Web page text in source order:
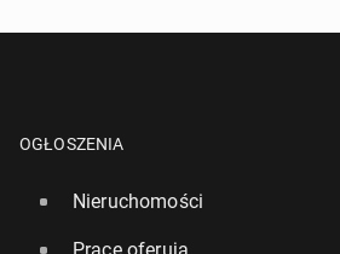
OGŁOSZENIA
Nieruchomości